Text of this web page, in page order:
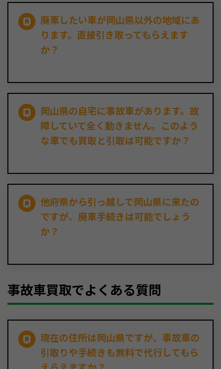
廃車したい車が岡山県以外の地域にあ
ります。直接引き取ってもらえます
か？
岡山県の自宅に事故車があります。故
障していて全く動きません。このよう
な車でも買取と引取は可能ですか？
他府県から引っ越しで岡山県に来たの
ですが、廃車手続きは可能でしょう
か？
事故車買取でよくある質問
現在の住所は岡山県ですが、事故車の
引取りや手続きも無料で代行してもら